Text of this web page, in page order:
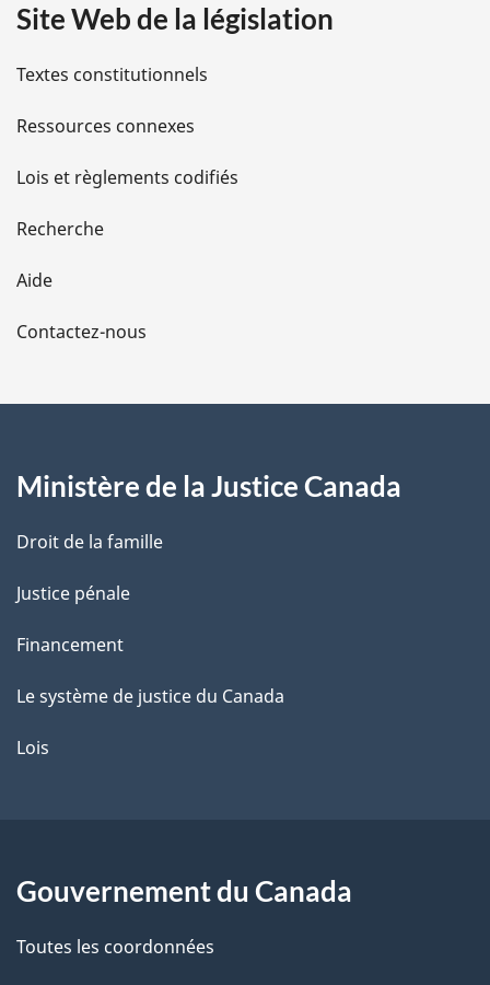
i
l
s
d
e
l
a
e
Site Web de la législation
Textes constitutionnels
Ressources connexes
Lois et règlements codifiés
Recherche
Aide
Contactez-nous
Ministère de la Justice Canada
Droit de la famille
Justice pénale
Financement
Le système de justice du Canada
Lois
Gouvernement du Canada
Toutes les coordonnées